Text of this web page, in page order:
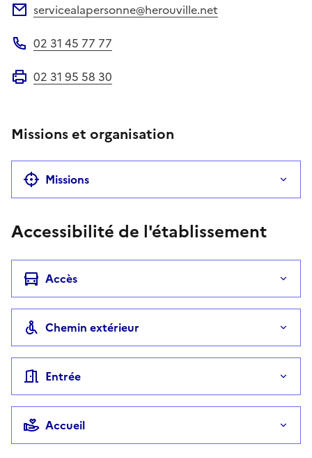
servicealapersonne@herouville.net
02 31 45 77 77
02 31 95 58 30
Missions et organisation
Missions
Accessibilité de l'établissement
Accès
Chemin extérieur
Entrée
Accueil